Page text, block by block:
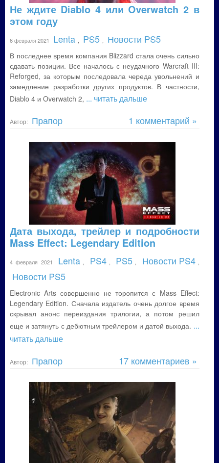
Не ждите Diablo 4 или Overwatch 2 в
этом году
6 февраля 2021 Lenta PS5 Новости PS5
В последнее время компания Blizzard стала очень сильно
сдавать позиции. Все началось с неудачного Warcraft III:
Reforged, за которым последовала череда увольнений и
замедление разработки других продуктов. В частности,
Diablo 4 и Overwatch 2, ... читать дальше
Автор: Прапор 1 комментарий »
Дата выхода, трейлер и подробности
Mass Effect: Legendary Edition
4 февраля 2021 Lenta PS4 PS5 Новости PS4
Новости PS5
Electronic Arts совершенно не торопится с Mass Effect:
Legendary Edition. Сначала издатель очень долгое время
скрывал анонс переиздания трилогии, а потом решил
еще и затянуть с дебютным трейлером и датой выхода. ...
читать дальше
Автор: Прапор 17 комментариев »